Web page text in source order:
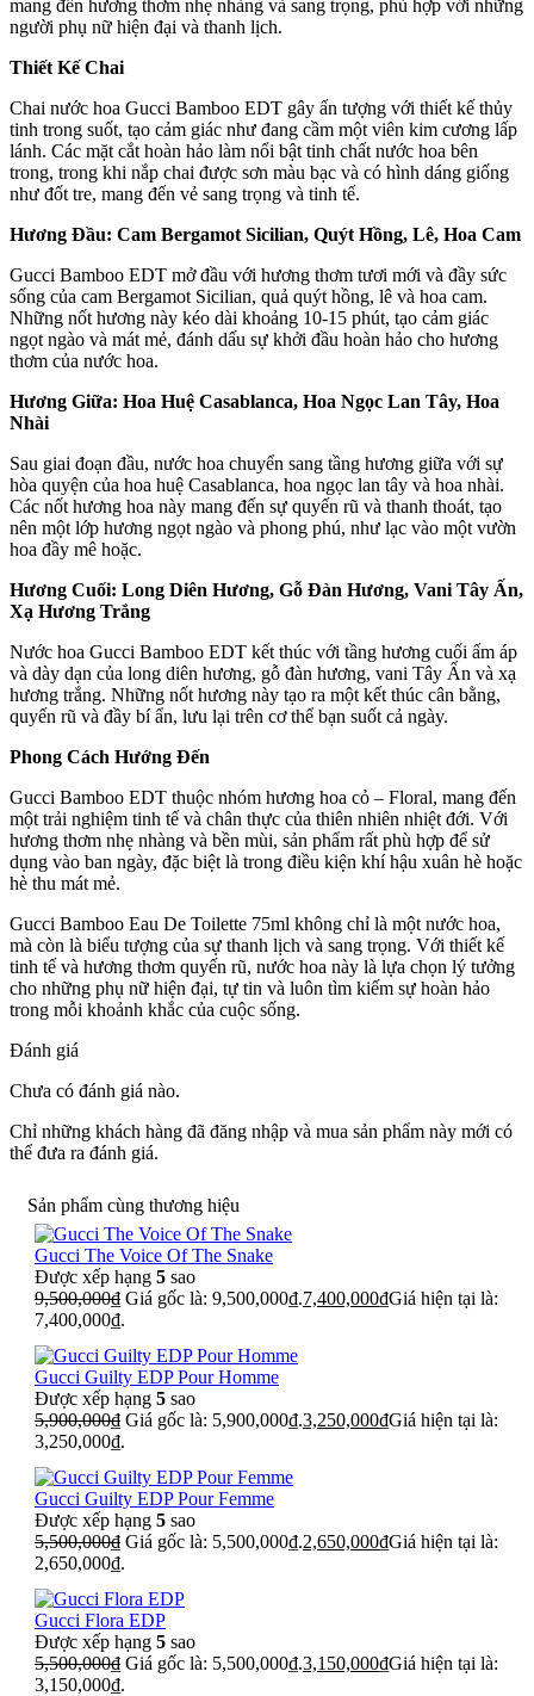
mang đến hương thơm nhẹ nhàng và sang trọng, phù hợp với những
người phụ nữ hiện đại và thanh lịch.
Thiết Kế Chai
Chai nước hoa Gucci Bamboo EDT gây ấn tượng với thiết kế thủy
tinh trong suốt, tạo cảm giác như đang cầm một viên kim cương lấp
lánh. Các mặt cắt hoàn hảo làm nổi bật tinh chất nước hoa bên
trong, trong khi nắp chai được sơn màu bạc và có hình dáng giống
như đốt tre, mang đến vẻ sang trọng và tinh tế.
Hương Đầu: Cam Bergamot Sicilian, Quýt Hồng, Lê, Hoa Cam
Gucci Bamboo EDT mở đầu với hương thơm tươi mới và đầy sức
sống của cam Bergamot Sicilian, quả quýt hồng, lê và hoa cam.
Những nốt hương này kéo dài khoảng 10-15 phút, tạo cảm giác
ngọt ngào và mát mẻ, đánh dấu sự khởi đầu hoàn hảo cho hương
thơm của nước hoa.
Hương Giữa: Hoa Huệ Casablanca, Hoa Ngọc Lan Tây, Hoa
Nhài
Sau giai đoạn đầu, nước hoa chuyển sang tầng hương giữa với sự
hòa quyện của hoa huệ Casablanca, hoa ngọc lan tây và hoa nhài.
Các nốt hương hoa này mang đến sự quyến rũ và thanh thoát, tạo
nên một lớp hương ngọt ngào và phong phú, như lạc vào một vườn
hoa đầy mê hoặc.
Hương Cuối: Long Diên Hương, Gỗ Đàn Hương, Vani Tây Ấn,
Xạ Hương Trắng
Nước hoa Gucci Bamboo EDT kết thúc với tầng hương cuối ấm áp
và dày dạn của long diên hương, gỗ đàn hương, vani Tây Ấn và xạ
hương trắng. Những nốt hương này tạo ra một kết thúc cân bằng,
quyến rũ và đầy bí ẩn, lưu lại trên cơ thể bạn suốt cả ngày.
Phong Cách Hướng Đến
Gucci Bamboo EDT thuộc nhóm hương hoa cỏ – Floral, mang đến
một trải nghiệm tinh tế và chân thực của thiên nhiên nhiệt đới. Với
hương thơm nhẹ nhàng và bền mùi, sản phẩm rất phù hợp để sử
dụng vào ban ngày, đặc biệt là trong điều kiện khí hậu xuân hè hoặc
hè thu mát mẻ.
Gucci Bamboo Eau De Toilette 75ml không chỉ là một nước hoa,
mà còn là biểu tượng của sự thanh lịch và sang trọng. Với thiết kế
tinh tế và hương thơm quyến rũ, nước hoa này là lựa chọn lý tưởng
cho những phụ nữ hiện đại, tự tin và luôn tìm kiếm sự hoàn hảo
trong mỗi khoảnh khắc của cuộc sống.
Đánh giá
Chưa có đánh giá nào.
Chỉ những khách hàng đã đăng nhập và mua sản phẩm này mới có
thể đưa ra đánh giá.
Sản phẩm cùng thương hiệu
Gucci The Voice Of The Snake
Được xếp hạng 5 sao
9,500,000₫ Giá gốc là: 9,500,000₫.7,400,000₫Giá hiện tại là:
7,400,000₫.
Gucci Guilty EDP Pour Homme
Được xếp hạng 5 sao
5,900,000₫ Giá gốc là: 5,900,000₫.3,250,000₫Giá hiện tại là:
3,250,000₫.
Gucci Guilty EDP Pour Femme
Được xếp hạng 5 sao
5,500,000₫ Giá gốc là: 5,500,000₫.2,650,000₫Giá hiện tại là:
2,650,000₫.
Gucci Flora EDP
Được xếp hạng 5 sao
5,500,000₫ Giá gốc là: 5,500,000₫.3,150,000₫Giá hiện tại là:
3,150,000₫.